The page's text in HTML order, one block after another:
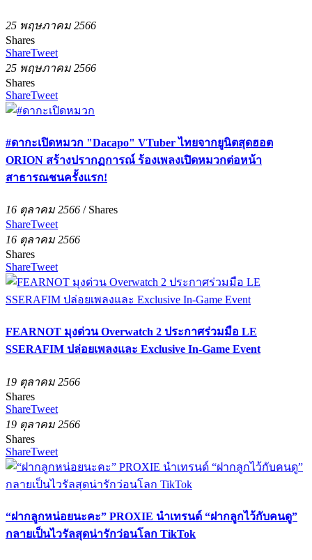
25 พฤษภาคม 2566
Shares
ShareTweet
25 พฤษภาคม 2566
Shares
ShareTweet
#ดากะเปิดหมวก "Dacapo" VTuber ไทยจากยูนิตสุดฮอต
ORION สร้างปรากฏการณ์ ร้องเพลงเปิดหมวกต่อหน้า
สาธารณชนครั้งแรก!
16 ตุลาคม 2566 / Shares
ShareTweet
16 ตุลาคม 2566
Shares
ShareTweet
FEARNOT มุงด่วน Overwatch 2 ประกาศร่วมมือ LE
SSERAFIM ปล่อยเพลงและ Exclusive In-Game Event
19 ตุลาคม 2566
Shares
ShareTweet
19 ตุลาคม 2566
Shares
ShareTweet
“ฝากลูกหน่อยนะคะ” PROXIE นำเทรนด์ “ฝากลูกไว้กับคนดู”
กลายเป็นไวรัลสุดน่ารักว่อนโลก TikTok